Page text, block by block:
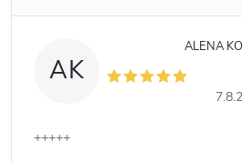
AK
ALENA
+++++